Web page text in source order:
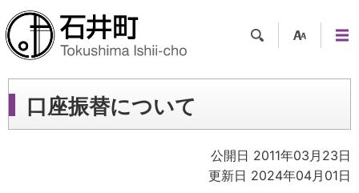
ツー
ュー
口座振替について
公開日 2011年03月23日
更新日 2024年04月01日